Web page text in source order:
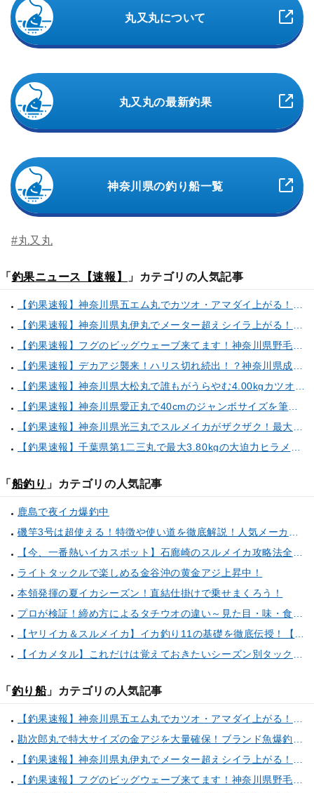
丸又丸について
丸又丸の最新釣果
神奈川県の釣り船一覧
#丸又丸
「 釣果ニュース【速報】 」カテゴリの人気記事
「 船釣り 」カテゴリの人気記事
鹿島で夜イカ爆釣中
ライトタックルで楽しめる金谷沖の黄金アジ上昇中！
本領発揮の夏イカシーズン！直結仕掛けで乗せまくろう！
「 釣り船」カテゴリの人気記事